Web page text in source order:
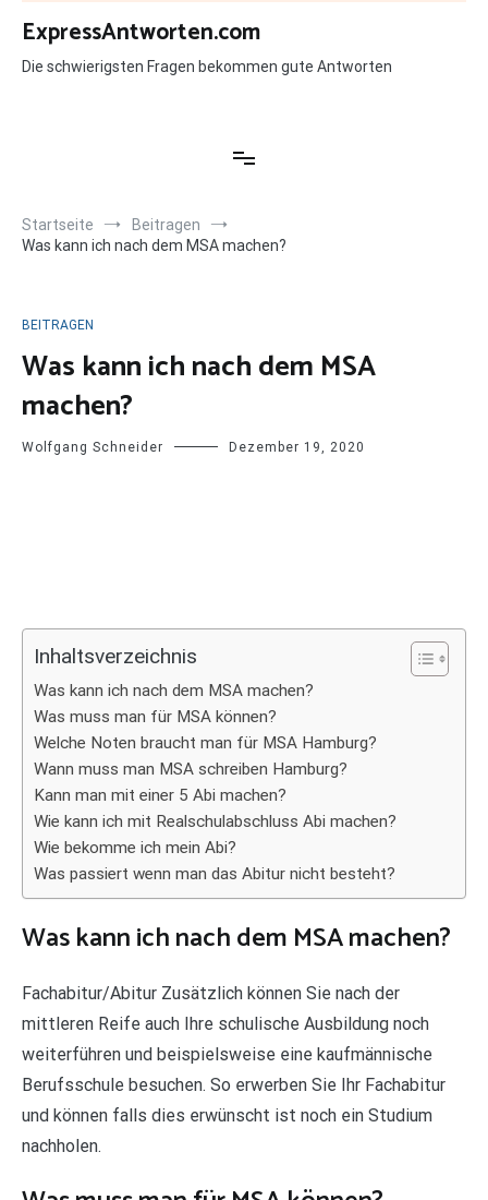
Zum
Inhalt
springen
ExpressAntworten.com
Die schwierigsten Fragen bekommen gute Antworten
Startseite
Beitragen
Was kann ich nach dem MSA machen?
BEITRAGEN
Was kann ich nach dem MSA
machen?
Wolfgang Schneider Dezember 19, 2020
Inhaltsverzeichnis
Was kann ich nach dem MSA machen?
Was muss man für MSA können?
Welche Noten braucht man für MSA Hamburg?
Wann muss man MSA schreiben Hamburg?
Kann man mit einer 5 Abi machen?
Wie kann ich mit Realschulabschluss Abi machen?
Wie bekomme ich mein Abi?
Was passiert wenn man das Abitur nicht besteht?
Was kann ich nach dem MSA machen?
Fachabitur/Abitur Zusätzlich können Sie nach der
mittleren Reife auch Ihre schulische Ausbildung noch
weiterführen und beispielsweise eine kaufmännische
Berufsschule besuchen. So erwerben Sie Ihr Fachabitur
und können falls dies erwünscht ist noch ein Studium
nachholen.